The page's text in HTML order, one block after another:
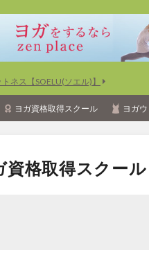
ネス【SOELU(ソエル)】
ヨガ資格取得スクール ヨガ
資格取得スクール